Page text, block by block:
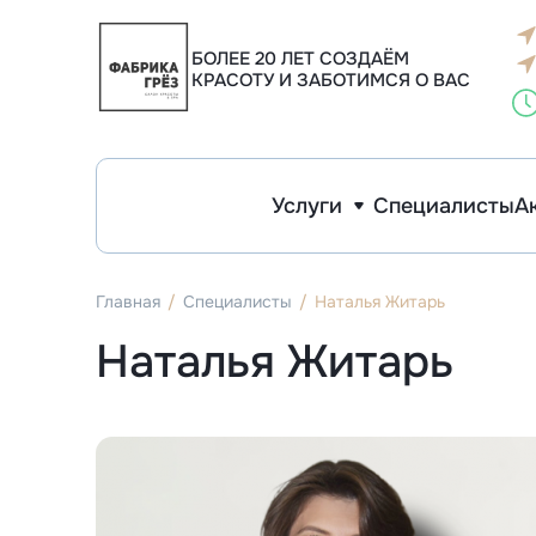
БОЛЕЕ 20 ЛЕТ СОЗДАЁМ
КРАСОТУ И ЗАБОТИМСЯ О ВАС
Услуги Специалисты
Главная Специалисты Наталья Житарь
Наталья Житарь